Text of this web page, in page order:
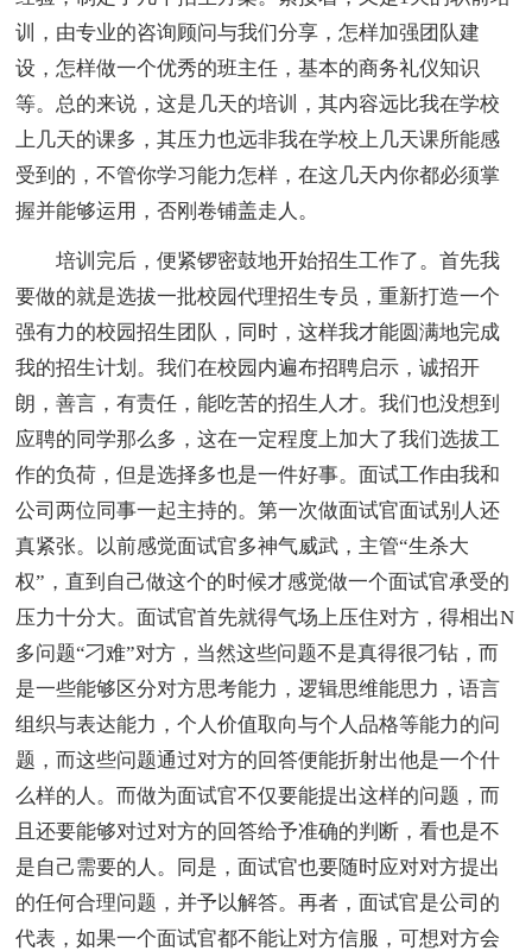
训，由专业的咨询顾问与我们分享，怎样加强团队建
设，怎样做一个优秀的班主任，基本的商务礼仪知识
等。总的来说，这是几天的培训，其内容远比我在学校
上几天的课多，其压力也远非我在学校上几天课所能感
受到的，不管你学习能力怎样，在这几天内你都必须掌
握并能够运用，否刚卷铺盖走人。
培训完后，便紧锣密鼓地开始招生工作了。首先我
要做的就是选拔一批校园代理招生专员，重新打造一个
强有力的校园招生团队，同时，这样我才能圆满地完成
我的招生计划。我们在校园内遍布招聘启示，诚招开
朗，善言，有责任，能吃苦的招生人才。我们也没想到
应聘的同学那么多，这在一定程度上加大了我们选拔工
作的负荷，但是选择多也是一件好事。面试工作由我和
公司两位同事一起主持的。第一次做面试官面试别人还
真紧张。以前感觉面试官多神气威武，主管“生杀大
权”，直到自己做这个的时候才感觉做一个面试官承受的
压力十分大。面试官首先就得气场上压住对方，得相出N
多问题“刁难”对方，当然这些问题不是真得很刁钻，而
是一些能够区分对方思考能力，逻辑思维能思力，语言
组织与表达能力，个人价值取向与个人品格等能力的问
题，而这些问题通过对方的回答便能折射出他是一个什
么样的人。而做为面试官不仅要能提出这样的问题，而
且还要能够对过对方的回答给予准确的判断，看也是不
是自己需要的人。同是，面试官也要随时应对对方提出
的任何合理问题，并予以解答。再者，面试官是公司的
代表，如果一个面试官都不能让对方信服，可想对方会